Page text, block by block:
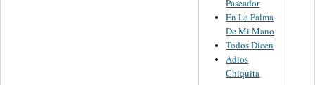
Paseador
En La Palma
De Mi Mano
Todos Dicen
Adios
Chiquita